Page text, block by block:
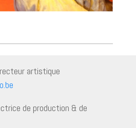
artistique
de production & de